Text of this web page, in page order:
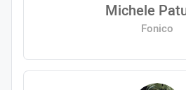
Michele
Fonico